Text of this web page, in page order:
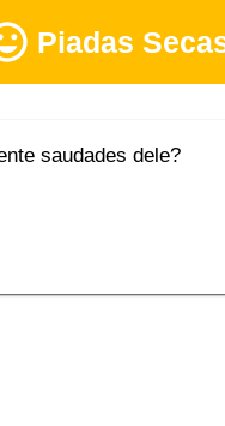
Piadas
saudades dele?